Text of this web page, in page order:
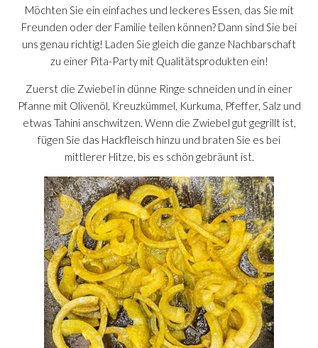
Möchten Sie ein einfaches und leckeres Essen, das Sie mit
Freunden oder der Familie teilen können? Dann sind Sie bei
uns genau richtig! Laden Sie gleich die ganze Nachbarschaft
zu einer Pita-Party mit Qualitätsprodukten ein!
Zuerst die Zwiebel in dünne Ringe schneiden und in einer
Pfanne mit Olivenöl, Kreuzkümmel, Kurkuma, Pfeffer, Salz und
etwas Tahini anschwitzen. Wenn die Zwiebel gut gegrillt ist,
fügen Sie das Hackfleisch hinzu und braten Sie es bei
mittlerer Hitze, bis es schön gebräunt ist.